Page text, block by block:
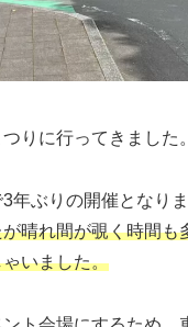
りに行ってきました。
年ぶりの開催となりま
晴れ間が覗く時間も
いました。